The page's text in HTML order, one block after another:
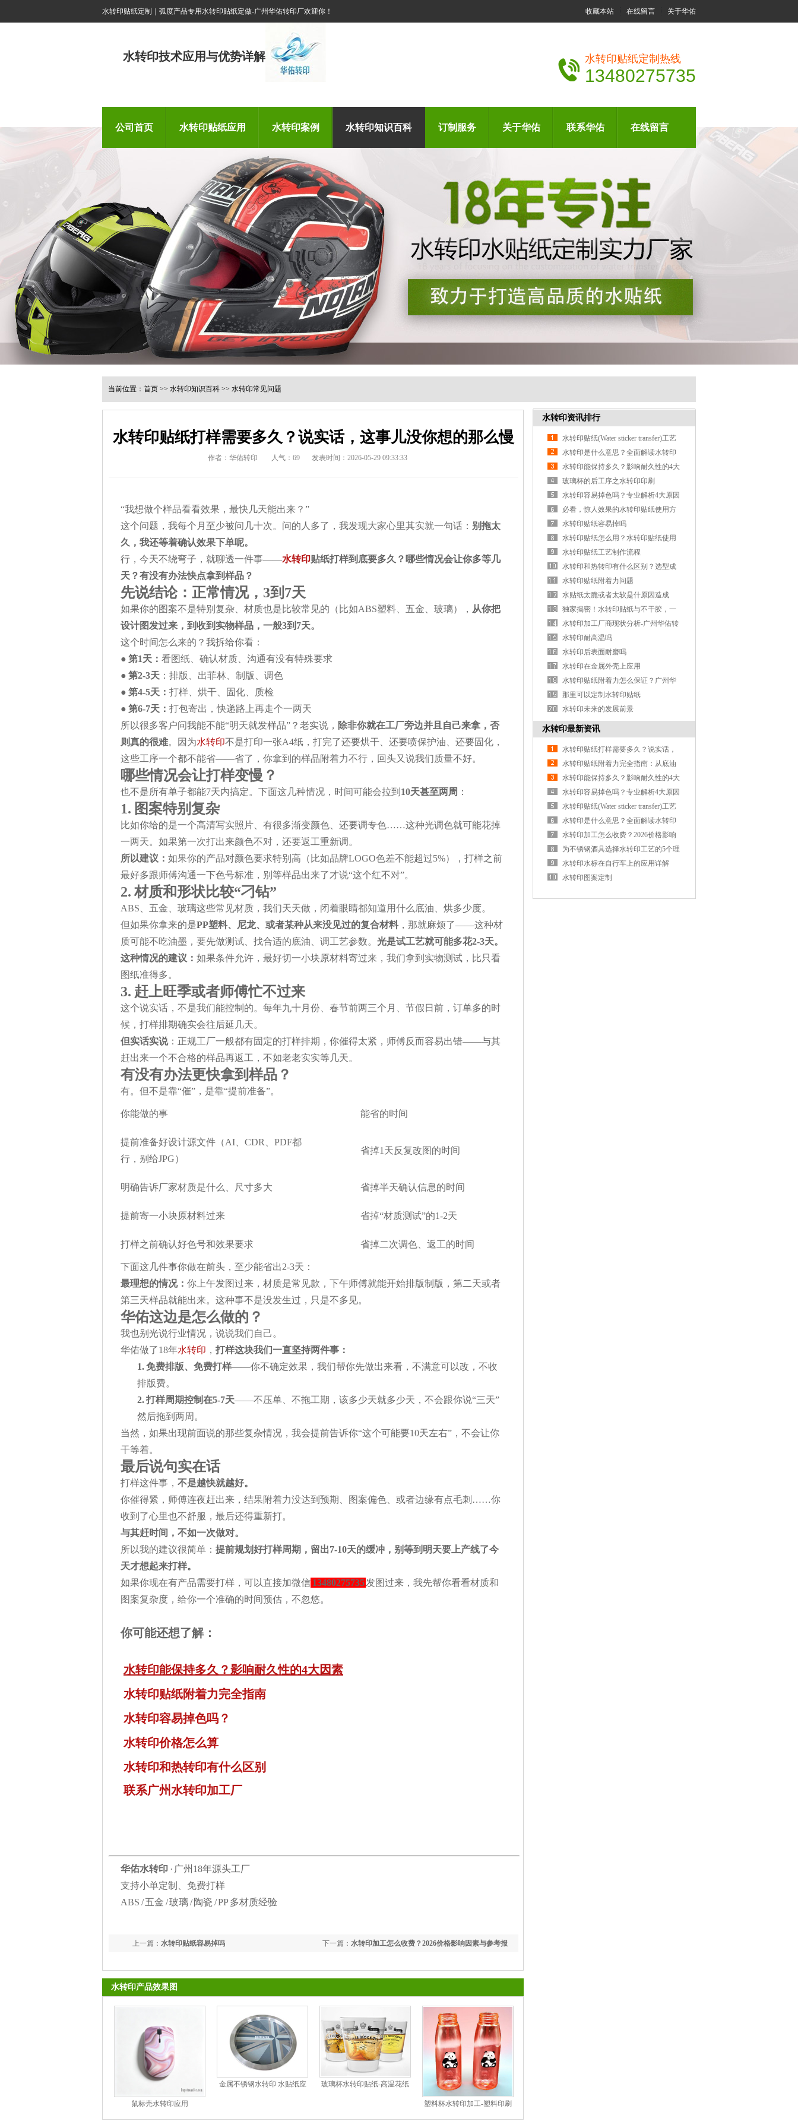
水转印贴纸定制｜弧度产品专用水转印贴纸定做-广州华佑转印厂欢迎你！ 收藏本站 在线留言 关于华佑
水转印技术应用与优势详解 水转印贴纸定制热线
13480275735
公司首页 水转印贴纸应用 水转印案例 水转印知识百科 订制服务 关于华佑 联系华佑 在线留言
当前位置： 首页 >> 水转印知识百科 >> 水转印常见问题
水转印贴纸打样需要多久？说实话，这事儿没你想的那么慢
作者：华佑转印 人气：69 发表时间：2026-05-29 09:33:33
“我想做个样品看看效果，最快几天能出来？”
这个问题，我每个月至少被问几十次。问的人多了，我发现大家心里其实就一句话： 别拖太
久，我还等着确认效果下单呢。
行，今天不绕弯子，就聊透一件事——水转印贴纸打样到底要多久？哪些情况会让你多等几
天？有没有办法快点拿到样品？
先说结论：正常情况，3到7天
如果你的图案不是特别复杂、材质也是比较常见的（比如ABS塑料、五金、玻璃）， 从你把
设计图发过来，到收到实物样品，一般3到7天。
这个时间怎么来的？我拆给你看：
● 第1天： 看图纸、确认材质、沟通有没有特殊要求
● 第2-3天：排版、出菲林、制版、调色
● 第4-5天： 打样、烘干、固化、质检
● 第6-7天： 打包寄出，快递路上再走个一两天
所以很多客户问我能不能“明天就发样品”？老实说， 除非你就在工厂旁边并且自己来拿，否
则真的很难。因为水转印不是打印一张A4纸，打完了还要烘干、还要喷保护油、还要固化，
这些工序一个都不能省——省了，你拿到的样品附着力不行，回头又说我们质量不好。
哪些情况会让打样变慢？
也不是所有单子都能7天内搞定。下面这几种情况，时间可能会拉到 10天甚至两周 ：
1. 图案特别复杂
比如你给的是一个高清写实照片、有很多渐变颜色、还要调专色……这种光调色就可能花掉
一两天。如果第一次打出来颜色不对，还要返工重新调。
所以建议： 如果你的产品对颜色要求特别高（比如品牌LOGO色差不能超过5%），打样之前
最好多跟师傅沟通一下色号标准，别等样品出来了才说“这个红不对”。
2. 材质和形状比较“刁钻”
ABS、五金、玻璃这些常见材质，我们天天做，闭着眼睛都知道用什么底油、烘多少度。
但如果你拿来的是PP塑料、尼龙、或者某种从来没见过的复合材料 ，那就麻烦了——这种材
质可能不吃油墨，要先做测试、找合适的底油、调工艺参数。 光是试工艺就可能多花2-3天。
这种情况的建议： 如果条件允许，最好切一小块原材料寄过来，我们拿到实物测试，比只看
图纸准得多。
3. 赶上旺季或者师傅忙不过来
这个说实话，不是我们能控制的。每年九十月份、春节前两三个月、节假日前，订单多的时
候，打样排期确实会往后延几天。
但实话实说：正规工厂一般都有固定的打样排期，你催得太紧，师傅反而容易出错——与其
赶出来一个不合格的样品再返工，不如老老实实等几天。
有没有办法更快拿到样品？
有。但不是靠“催”，是靠“提前准备”。
你能做的事 能省的时间
提前准备好设计源文件（AI、CDR、PDF都
行，别给JPG）
省掉1天反复改图的时间
明确告诉厂家材质是什么、尺寸多大 省掉半天确认信息的时间
提前寄一小块原材料过来 省掉“材质测试”的1-2天
打样之前确认好色号和效果要求 省掉二次调色、返工的时间
下面这几件事你做在前头，至少能省出2-3天：
最理想的情况： 你上午发图过来，材质是常见款，下午师傅就能开始排版制版，第二天或者
第三天样品就能出来。这种事不是没发生过，只是不多见。
华佑这边是怎么做的？
我也别光说行业情况，说说我们自己。
华佑做了18年水转印 ， 打样这块我们一直坚持两件事：
1.免费排版、免费打样——你不确定效果，我们帮你先做出来看，不满意可以改，不收
排版费。
2.打样周期控制在5-7天——不压单、不拖工期，该多少天就多少天，不会跟你说“三天”
然后拖到两周。
当然，如果出现前面说的那些复杂情况，我会提前告诉你“这个可能要10天左右”，不会让你
干等着。
最后说句实在话
打样这件事， 不是越快就越好。
你催得紧，师傅连夜赶出来，结果附着力没达到预期、图案偏色、或者边缘有点毛刺……你
收到了心里也不舒服，最后还得重新打。
与其赶时间，不如一次做对。
所以我的建议很简单： 提前规划好打样周期，留出7-10天的缓冲，别等到明天要上产线了今
天才想起来打样。
如果你现在有产品需要打样，可以直接加微信 13480275735发图过来，我先帮你看看材质和
图案复杂度，给你一个准确的时间预估，不忽悠。
你可能还想了解：
水转印能保持多久？影响耐久性的4大因素
水转印贴纸附着力完全指南
水转印容易掉色吗？
水转印价格怎么算
水转印和热转印有什么区别
联系广州水转印加工厂
华佑水转印 · 广州18年源头工厂
支持小单定制、免费打样
ABS / 五金 / 玻璃 / 陶瓷 / PP 多材质经验
下一篇： 水转印加工怎么收费？2026价格影响因素与参考报
上一篇： 水转印贴纸容易掉吗
水转印产品效果图
鼠标壳水转印应用
金属不锈钢水转印 水贴纸应
玻璃杯水转印贴纸-高温花纸
塑料杯水转印加工-塑料印刷
水转印资讯排行
水转印贴纸(Water sticker transfer)工艺
流程详解：从制版到成品，一篇讲透
水转印是什么意思？全面解读水转印
技术原理、分类与应用
水转印能保持多久？影响耐久性的4大
因素
玻璃杯的后工序之水转印印刷
水转印容易掉色吗？专业解析4大原因
与使用寿命
必看，惊人效果的水转印贴纸使用方
法
水转印贴纸容易掉吗
水转印贴纸怎么用？水转印贴纸使用
祥细说明
水转印贴纸工艺制作流程
水转印和热转印有什么区别？选型成
本效率对比
水转印贴纸附着力问题
水贴纸太脆或者太软是什原因造成
的？
独家揭密！水转印贴纸与不干胶，一
文看懂区别！
水转印加工厂商现状分析-广州华佑转
印厂家分享
水转印耐高温吗
水转印后表面耐磨吗
水转印在金属外壳上应用
水转印贴纸附着力怎么保证？广州华
佑转印专业靠谱
那里可以定制水转印贴纸
水转印未来的发展前景
水转印最新资讯
水转印贴纸打样需要多久？说实话，
这事儿没你想的那么慢
水转印贴纸附着力完全指南：从底油
到烘烤的7 个关键控制点
水转印能保持多久？影响耐久性的4大
因素
水转印容易掉色吗？专业解析4大原因
与使用寿命
水转印贴纸(Water sticker transfer)工艺
流程详解：从制版到成品，一篇讲透
水转印是什么意思？全面解读水转印
技术原理、分类与应用
水转印加工怎么收费？2026价格影响
因素与参考报价
为不锈钢酒具选择水转印工艺的5个理
由
水转印水标在自行车上的应用详解
（专业厂家完整指南）
水转印图案定制